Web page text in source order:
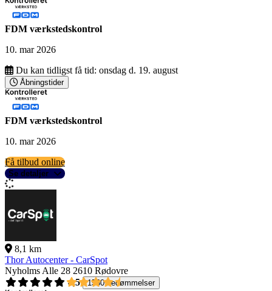
FDM værkstedskontrol
10. mar 2026
Du kan tidligst få tid: onsdag d. 19. august
Åbningstider
FDM værkstedskontrol
10. mar 2026
Få tilbud online
Se detaljer
8,1 km
Thor Autocenter - CarSpot
Nyholms Alle 28 2610 Rødovre
4,5
1560 bedømmelser